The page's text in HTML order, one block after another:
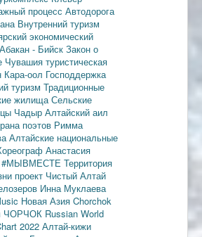
процесс Автодорога
Внутренний туризм
экономический
Абакан - Бийск Закон о
Чувашия туристическая
оол Господдержка
туризм Традиционные
жилищаСельские
Чадыр Алтайский аил
поэтов Римма
Алтайские национальные
Анастасия
#МЫВМЕСТЕ Территория
проект Чистый Алтай
Инна Муклаева
Новая Азия Chorchok
ЧОРЧОК Russian World
2022 Алтай-кижи